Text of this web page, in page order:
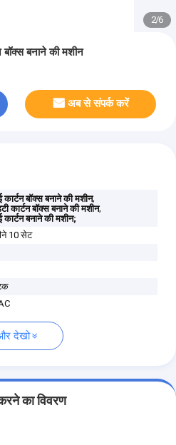
2/6
बॉक्स बनाने की मशीन
अब से संपर्क करें
कार्टन बॉक्स बनाने की मशीन,
कार्टन बॉक्स बनाने की मशीन,
कार्टन बनाने की मशीन;
10 सेट
देखो
का विवरण